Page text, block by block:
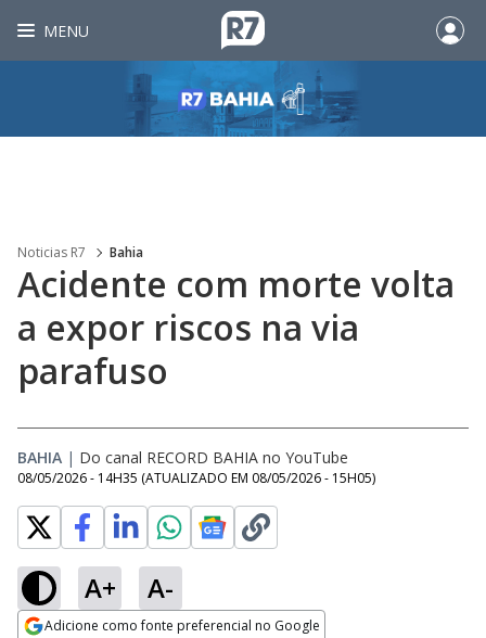
MENU
Noticias R7 Bahia
Acidente com morte volta
a expor riscos na via
parafuso
BAHIA | Do canal RECORD BAHIA no YouTube
08/05/2026 - 14H35 (ATUALIZADO EM 08/05/2026 - 15H05)
A+ A-
Adicione como fonte preferencial no Google